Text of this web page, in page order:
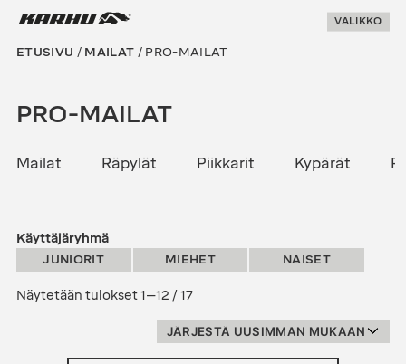
Suoraan
Karhu Pesis VALIKKO
ETUSIVU / MAILAT / PRO-MAILAT
PRO-MAILAT
Mailat Räpylät Piikkarit Kypärät
JUNIORIT MIEHET NAISET
Näytetään tulokset 1–12 / 17Sorted
latest